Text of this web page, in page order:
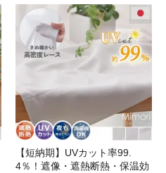
【短納期】UVカット率99.
4％！遮像・遮熱断熱・保温効